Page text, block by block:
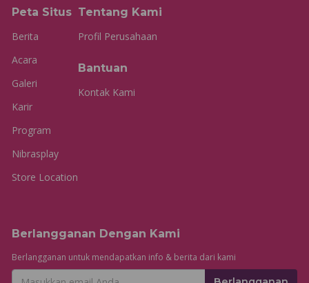
Peta Situs
Berita
Acara
Galeri
Karir
Program
Nibrasplay
Store Location
Tentang Kami
Profil Perusahaan
Bantuan
Kontak Kami
Berlangganan Dengan Kami
Berlangganan untuk mendapatkan info & berita dari kami